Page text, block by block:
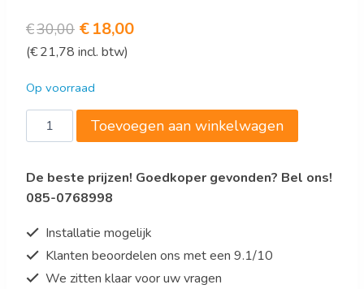
€30,00 Oorspronkelijke
prijs
was:
€30,00.
€18,00Huidige
€18,00.
(€21,78 incl. btw)
Op voorraad
Universele
glazenkorf
aantal
Toevoegen aan winkelwagen
De beste prijzen! Goedkoper gevonden? Bel ons!
085-0768998
Installatie mogelijk
Klanten beoordelen ons met een 9.1/10
We zitten klaar voor uw vragen